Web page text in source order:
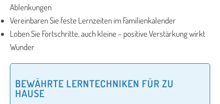
Ablenkungen
Vereinbaren Sie feste Lernzeiten im Familienkalender
Loben Sie Fortschritte, auch kleine – positive Verstärkung wirkt
Wunder
BEWÄHRTE LERNTECHNIKEN FÜR ZU
HAUSE